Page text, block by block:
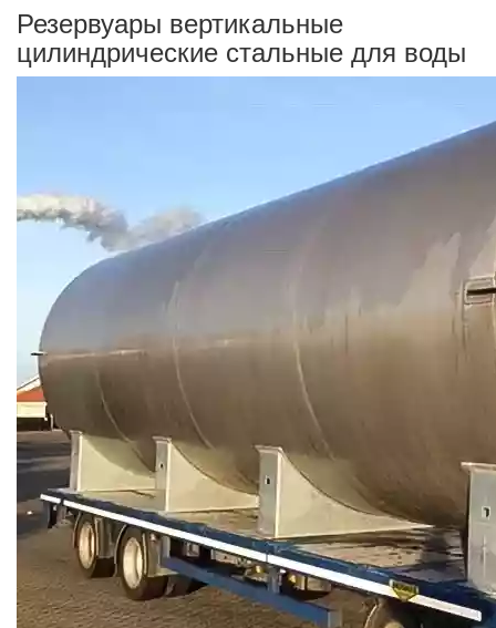
Резервуары вертикальные
цилиндрические стальные для воды